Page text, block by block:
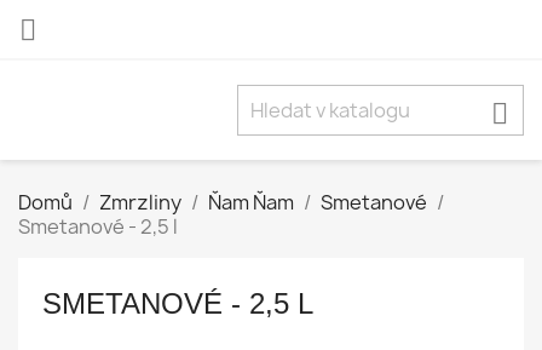


Domů Zmrzliny Ňam Ňam
Smetanové
Smetanové - 2,5 l
SMETANOVÉ - 2,5 L